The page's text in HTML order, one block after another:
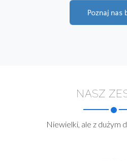
Poznaj nas
NASZ
Niewielki, ale z dużym